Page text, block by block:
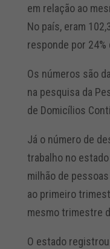
em relação ao
No país, eram
responde por
Os números são
na pesquisa da
de Domicílios
Já o número de
trabalho no
milhão de
ao primeiro
mesmo trimestre
O estado